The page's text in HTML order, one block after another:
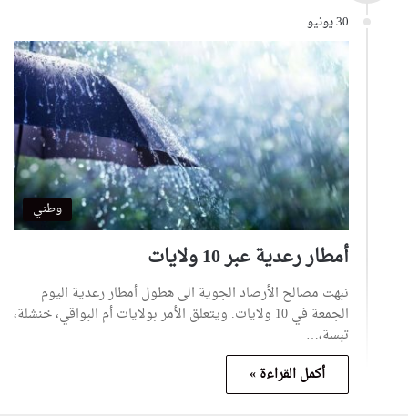
30 يونيو
وطني
أمطار رعدية عبر 10 ولايات
نبهت مصالح الأرصاد الجوية الى هطول أمطار رعدية اليوم
الجمعة في 10 ولايات. ويتعلق الأمر بولايات أم البواقي، خنشلة،
تبسة،…
أكمل القراءة »